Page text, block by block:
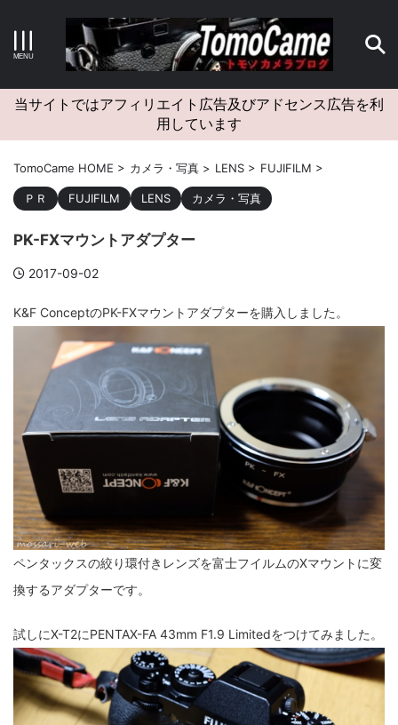
キーワードで検索する
カテゴリー
アーカイブ
タグクラウド
Canon craft EOS Kiss X4
fujifilm game hobby iPad
LUMIX G100
LUMIX GF9 LUMIX L10 LUMIX S1 LUMIX S9
M(Typ240) nikki Nikon
OLYMPUS om-1 II OM-3 om-5 II omsystem
PEN E-P7 PENTAX photo Pocket 3 PS5
psobb ricoh SIGMA SONY sound
TAMRON TG-6 THETA VILTROX X-T2
当サイトではアフィリエイト広告及びアドセンス広告を利
用しています
TomoCame HOME > カメラ・写真 > LENS > FUJIFILM >
ＰＲ FUJIFILM LENS カメラ・写真
PK-FXマウントアダプター
2017-09-02
K&F ConceptのPK-FXマウントアダプターを購入しました。
ペンタックスの絞り環付きレンズを富士フイルムのXマウントに変
換するアダプターです。
試しにX-T2にPENTAX-FA 43mm F1.9 Limitedをつけてみました。